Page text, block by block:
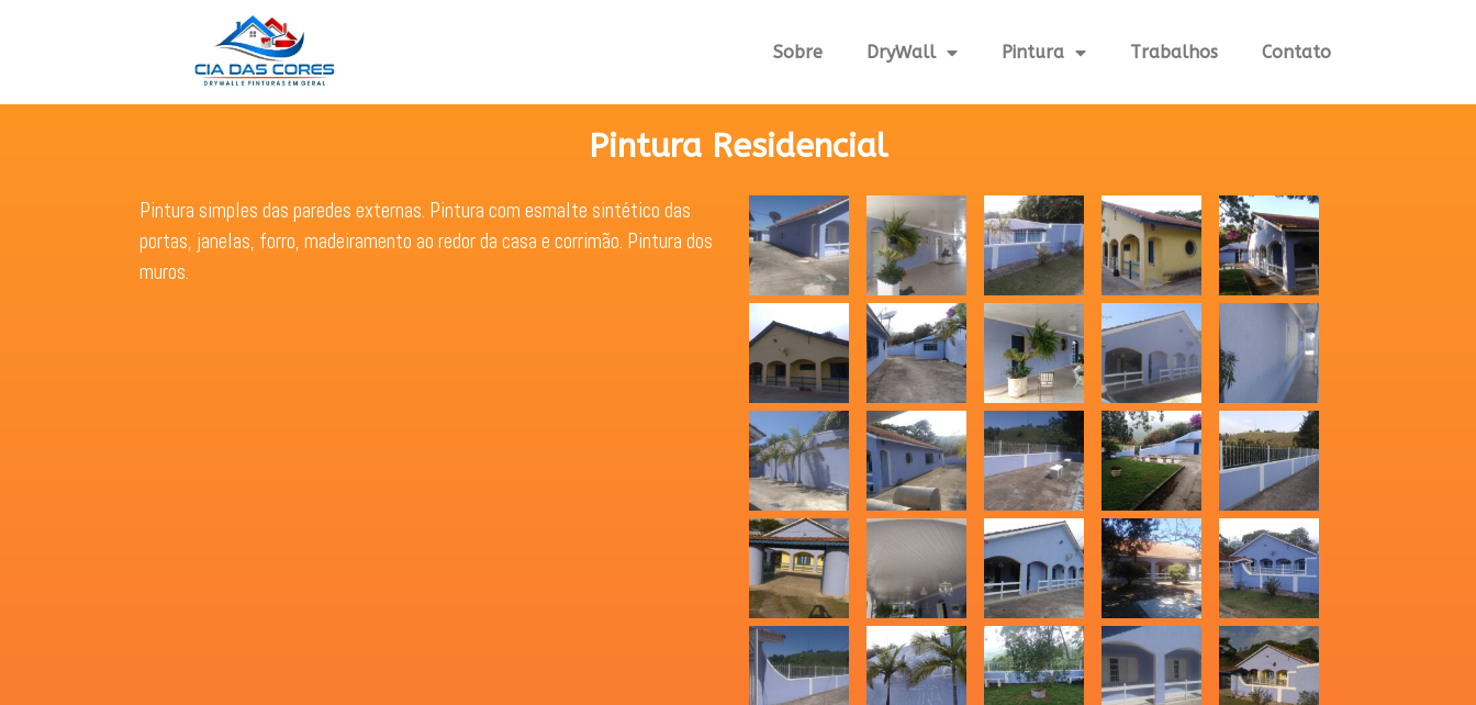
Sobre DryWall Pintura Trabalhos Contato
Pintura Residencial
Pintura simples das paredes externas. Pintura com esmalte sintético das
portas, janelas, forro, madeiramento ao redor da casa e corrimão. Pintura dos
muros.